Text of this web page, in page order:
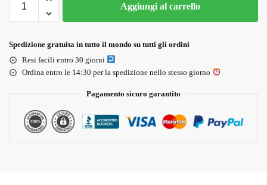
Aggiungi al carrello
Spedizione gratuita in tutto il mondo su tutti gli ordini
Resi facili entro 30 giorni
Ordina entro le 14:30 per la spedizione nello stesso giorno
Pagamento sicuro garantito